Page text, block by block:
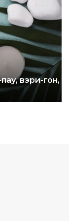
вэри-гон,